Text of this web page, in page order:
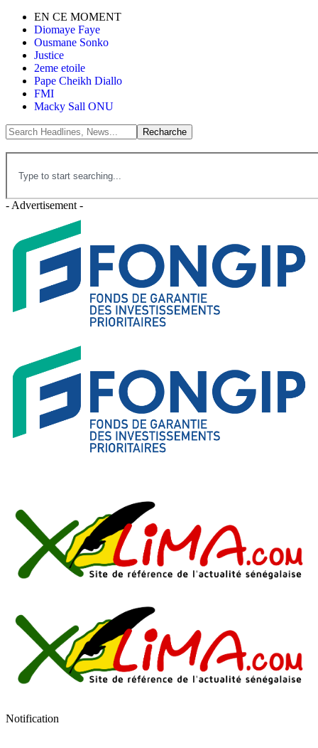
EN CE MOMENT
Diomaye Faye
Ousmane Sonko
Justice
2eme etoile
Pape Cheikh Diallo
FMI
Macky Sall ONU
- Advertisement -
Notification